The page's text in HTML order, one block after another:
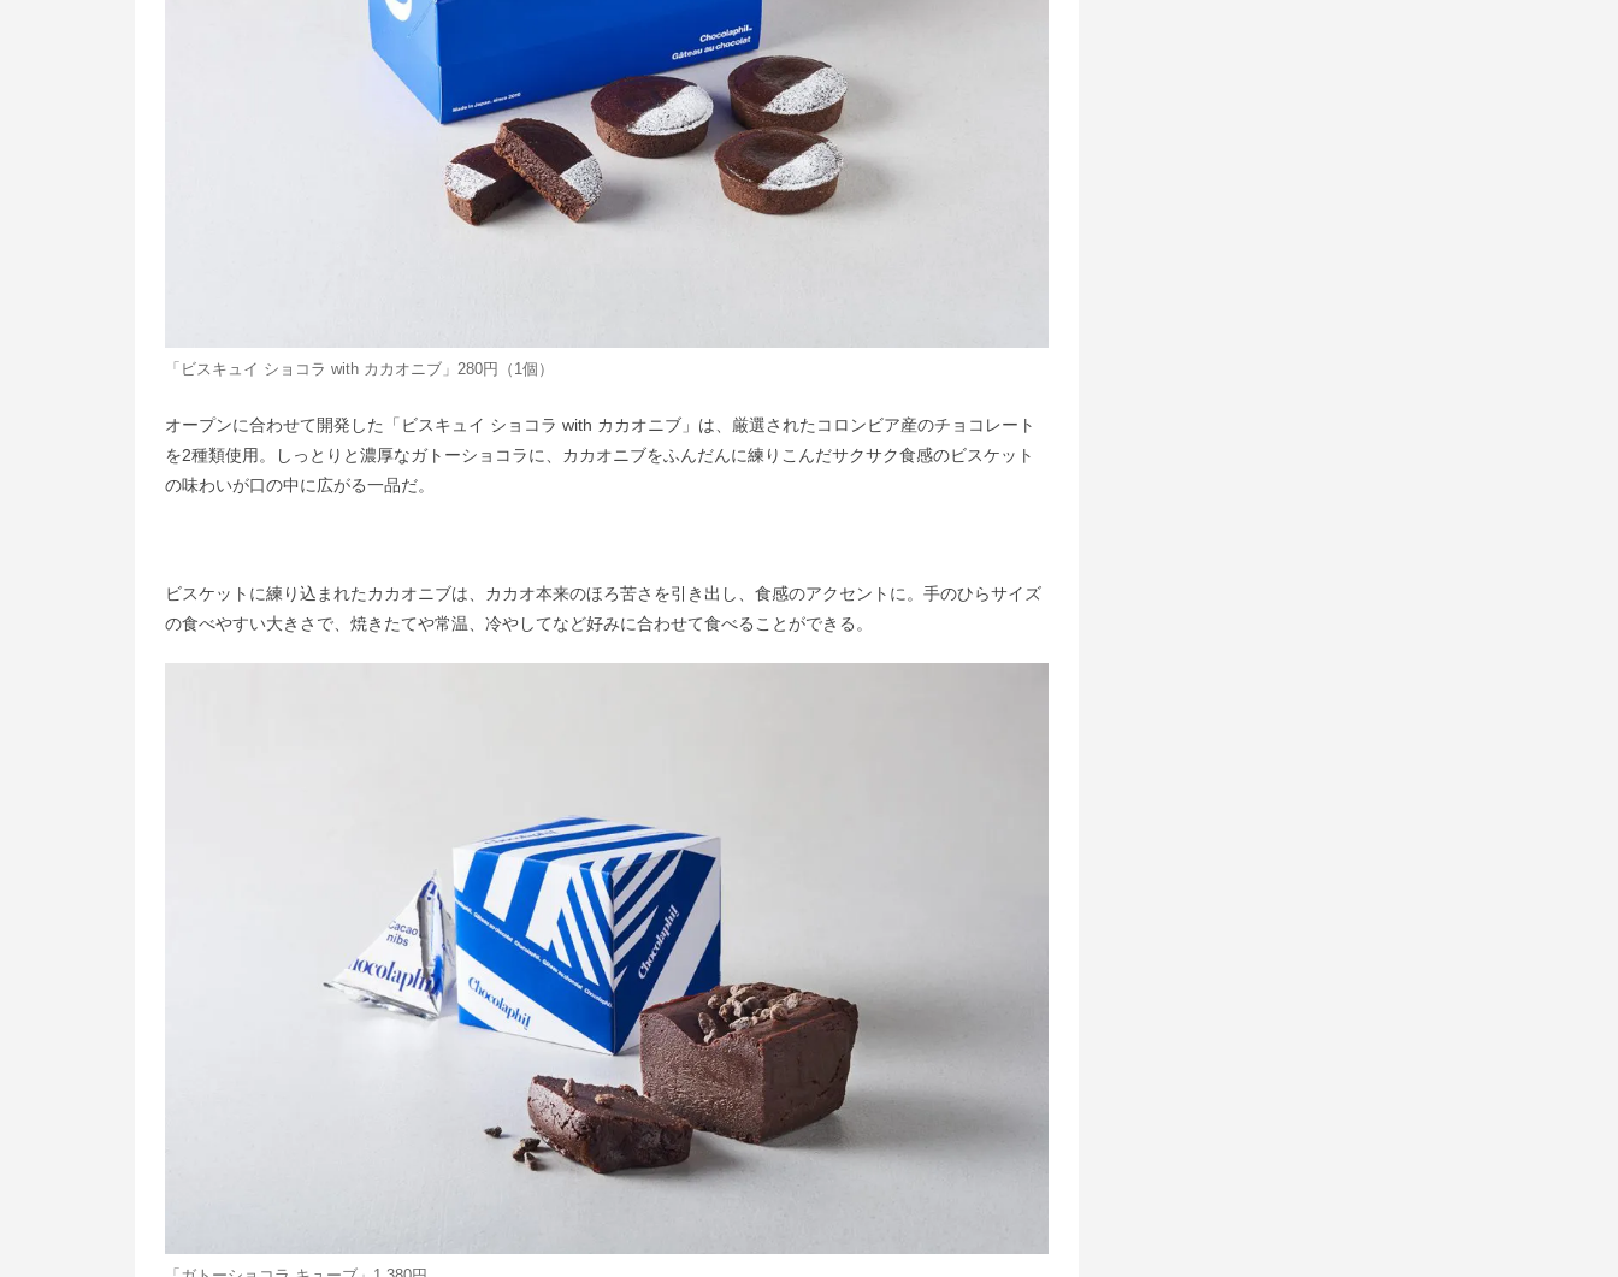
「ビスキュイ ショコラ with カカオニブ」280円（1個）
オープンに合わせて開発した「ビスキュイ ショコラ with カカオニブ」は、厳選されたコロンビア産のチョコレート
を2種類使用。しっとりと濃厚なガトーショコラに、カカオニブをふんだんに練りこんだサクサク食感のビスケット
の味わいが口の中に広がる一品だ。
ビスケットに練り込まれたカカオニブは、カカオ本来のほろ苦さを引き出し、食感のアクセントに。手のひらサイズ
の食べやすい大きさで、焼きたてや常温、冷やしてなど好みに合わせて食べることができる。